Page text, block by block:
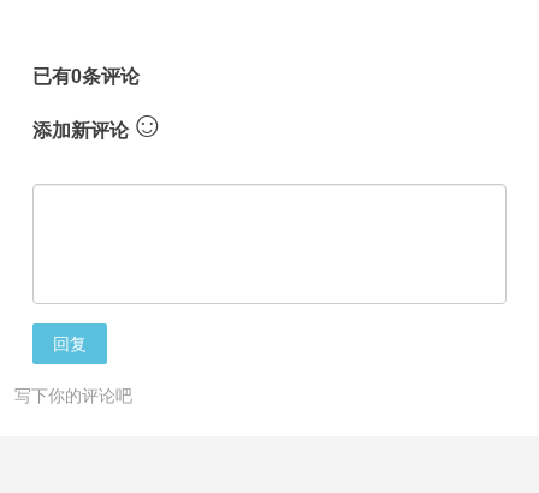
已有0条评论
添加新评论☺
回复
写下你的评论吧